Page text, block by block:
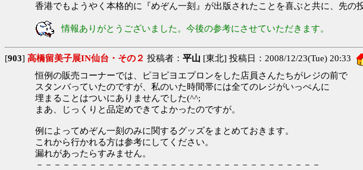
香港でもようやく本格的に『めぞん一刻』が出版されたことを喜ぶと共に、先の
情報ありがとうございました。今後の参考にさせていただきます。
[903] 高橋留美子展IN仙台・その２ 投稿者： 平山 [東北] 投稿日：2008/12/23(Tue) 20:33
恒例の販売コーナーでは、ピヨピヨエプロンをした店員さんたちがレジの前で
スタンバっていたのですが、私のいた時間帯には全てのレジがいっぺんに
埋まることはついにありませんでした(^^;
まあ、じっくりと品定めできてよかったのですが。
例によってめぞん一刻のみに関するグッズをまとめておきます。
これから行かれる方は参考にしてください。
漏れがあったらすみません。
－－－－－－－－－－－－－－－－－－－－－－－－－－－－－－－－